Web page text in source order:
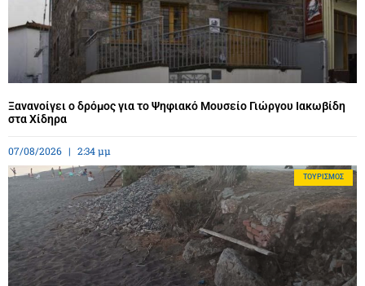
Ξανανοίγει ο δρόμος για το Ψηφιακό Μουσείο Γιώργου Ιακωβίδη
στα Χίδηρα
07/08/2026 2:34 μμ
ΤΟΥΡΙΣΜΌΣ